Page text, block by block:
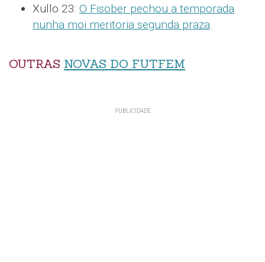
Xullo 23: O Fisober pechou a temporada
nunha moi meritoria segunda praza.
OUTRAS NOVAS DO FUTFEM